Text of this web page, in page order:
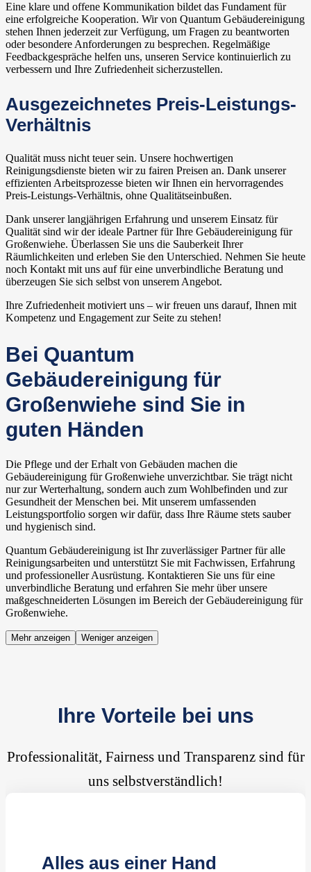
Eine klare und offene Kommunikation bildet das Fundament für
eine erfolgreiche Kooperation. Wir von Quantum Gebäudereinigung
stehen Ihnen jederzeit zur Verfügung, um Fragen zu beantworten
oder besondere Anforderungen zu besprechen. Regelmäßige
Feedbackgespräche helfen uns, unseren Service kontinuierlich zu
verbessern und Ihre Zufriedenheit sicherzustellen.
Ausgezeichnetes Preis-Leistungs-
Verhältnis
Qualität muss nicht teuer sein. Unsere hochwertigen
Reinigungsdienste bieten wir zu fairen Preisen an. Dank unserer
effizienten Arbeitsprozesse bieten wir Ihnen ein hervorragendes
Preis-Leistungs-Verhältnis, ohne Qualitätseinbußen.
Dank unserer langjährigen Erfahrung und unserem Einsatz für
Qualität sind wir der ideale Partner für Ihre Gebäudereinigung für
Großenwiehe. Überlassen Sie uns die Sauberkeit Ihrer
Räumlichkeiten und erleben Sie den Unterschied. Nehmen Sie heute
noch Kontakt mit uns auf für eine unverbindliche Beratung und
überzeugen Sie sich selbst von unserem Angebot.
Ihre Zufriedenheit motiviert uns – wir freuen uns darauf, Ihnen mit
Kompetenz und Engagement zur Seite zu stehen!
Bei Quantum
Gebäudereinigung für
Großenwiehe sind Sie in
guten Händen
Die Pflege und der Erhalt von Gebäuden machen die
Gebäudereinigung für Großenwiehe unverzichtbar. Sie trägt nicht
nur zur Werterhaltung, sondern auch zum Wohlbefinden und zur
Gesundheit der Menschen bei. Mit unserem umfassenden
Leistungsportfolio sorgen wir dafür, dass Ihre Räume stets sauber
und hygienisch sind.
Quantum Gebäudereinigung ist Ihr zuverlässiger Partner für alle
Reinigungsarbeiten und unterstützt Sie mit Fachwissen, Erfahrung
und professioneller Ausrüstung. Kontaktieren Sie uns für eine
unverbindliche Beratung und erfahren Sie mehr über unsere
maßgeschneiderten Lösungen im Bereich der Gebäudereinigung für
Großenwiehe.
Mehr anzeigen Weniger anzeigen
Ihre Vorteile bei uns
Professionalität, Fairness und Transparenz sind für
uns selbstverständlich!
Alles aus einer Hand